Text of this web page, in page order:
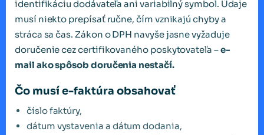
identifikáciu dodávateľa ani variabilný symbol. Údaje
musí niekto prepísať ručne, čím vznikajú chyby a
stráca sa čas. Zákon o DPH navyše jasne vyžaduje
doručenie cez certifikovaného poskytovateľa –e-
mail ako spôsob doručenia nestačí.
Čo musí e-faktúra obsahovať
číslo faktúry,
dátum vystavenia a dátum dodania,